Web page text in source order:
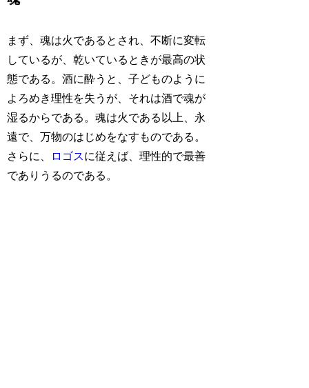
まず、魂は火であるとされ、不断に変転
しているが、乾いているときが最高の状
態である。酒に酔うと、子どものように
よろめき理性を失うが、それは酒で魂が
湿るからである。魂は火である以上、永
遠で、万物のはじめをなすものである。
さらに、
ロゴスに従えば、理性的で最善
でありうるのである。